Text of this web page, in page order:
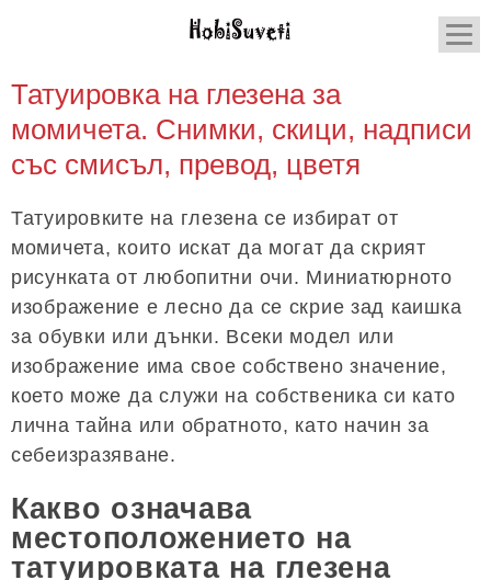
Татуировка на глезена за
момичета. Снимки, скици, надписи
със смисъл, превод, цветя
Татуировките на глезена се избират от
момичета, които искат да могат да скрият
рисунката от любопитни очи. Миниатюрното
изображение е лесно да се скрие зад каишка
за обувки или дънки. Всеки модел или
изображение има свое собствено значение,
което може да служи на собственика си като
лична тайна или обратното, като начин за
себеизразяване.
Какво означава
местоположението на
татуировката на глезена